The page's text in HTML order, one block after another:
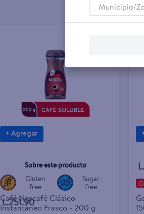
+ Agregar
Sobre este producto
Gluten
free
Sugar
free
L.251.90
Café Nescafé Clásico
Instantáneo Frasco - 200 g
Municipio/